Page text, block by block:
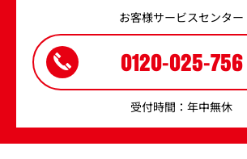
お客様サービスセンター
0120-025-756
受付時間：年中無休